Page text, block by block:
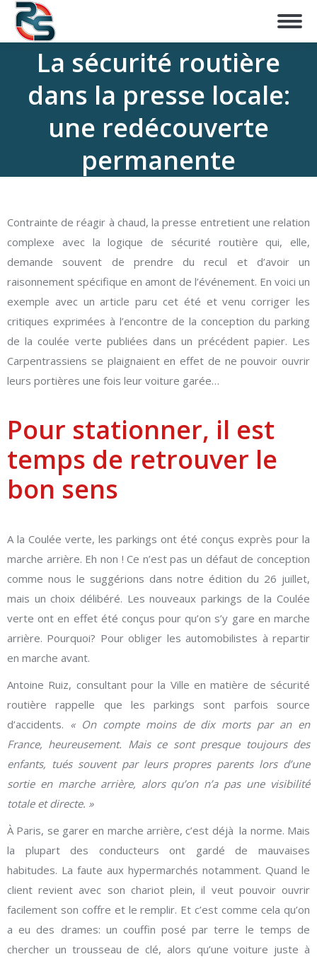
La sécurité routière
dans la presse locale:
une redécouverte
permanente
Contrainte de réagir à chaud, la presse entretient une relation
complexe avec la logique de sécurité routière qui, elle,
demande souvent de prendre du recul et d’avoir un
raisonnement spécifique en amont de l’événement. En voici un
exemple avec un article paru cet été et venu corriger les
critiques exprimées à l’encontre de la conception du parking
de la coulée verte publiées dans un précédent papier. Les
Carpentrassiens se plaignaient en effet de ne pouvoir ouvrir
leurs portières une fois leur voiture garée…
Pour stationner, il est
temps de retrouver le
bon sens
A la Coulée verte, les parkings ont été conçus exprès pour la
marche arrière. Eh non ! Ce n’est pas un défaut de conception
comme nous le suggérions dans notre édition du 26 juillet,
mais un choix délibéré. Les nouveaux parkings de la Coulée
verte ont en effet été conçus pour qu’on s’y gare en marche
arrière. Pourquoi? Pour obliger les automobilistes à repartir
en marche avant.
Antoine Ruiz, consultant pour la Ville en matière de sécurité
routière rappelle que les parkings sont parfois source
d’accidents. « On compte moins de dix morts par an en
France, heureusement. Mais ce sont presque toujours des
enfants, tués souvent par leurs propres parents lors d’une
sortie en marche arrière, alors qu’on n’a pas une visibilité
totale et directe. »
À Paris, se garer en marche arrière, c’est déjà la norme. Mais
la plupart des conducteurs ont gardé de mauvaises
habitudes. La faute aux hypermarchés notamment. Quand le
client revient avec son chariot plein, il veut pouvoir ouvrir
facilement son coffre et le remplir. Et c’est comme cela qu’on
a eu des drames: un couffin posé par terre le temps de
chercher un trousseau de clé, alors qu’une voiture juste à